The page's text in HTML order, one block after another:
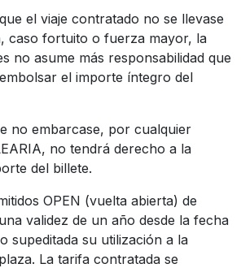
el viaje contratado no se llevase
caso fortuito o fuerza mayor, la
no asume más responsabilidad que
el importe íntegro del
no embarcase, por cualquier
no tendrá derecho a la
del billete.
OPEN (vuelta abierta) de
validez de un año desde la fecha
supeditada su utilización a la
La tarifa contratada se